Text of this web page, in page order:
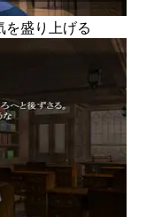
を盛り上げる